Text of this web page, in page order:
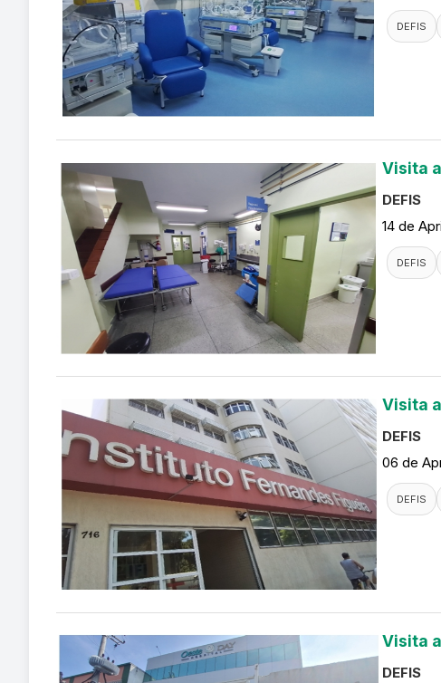
DEFIS
Visita
DEFIS
14 de
DEFIS
Visita
DEFIS
06 de
DEFIS
Visita
DEFIS